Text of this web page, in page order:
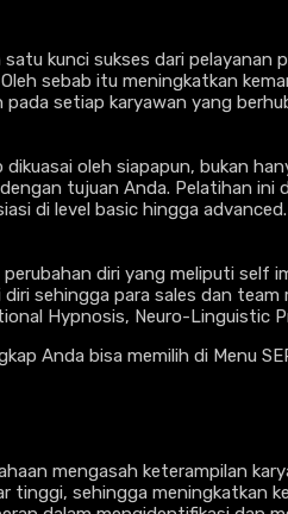
kunci sukses dari pelayanan
sebab itu meningkatkan
setiap karyawan yang
oleh siapapun, bukan
tujuan Anda. Pelatihan
di level basic hingga advanced.
diri yang meliputi self
sehingga para sales dan
Hypnosis, Neuro-Linguistic
Anda bisa memilih di Menu
mengasah keterampilan
sehingga meningkatkan